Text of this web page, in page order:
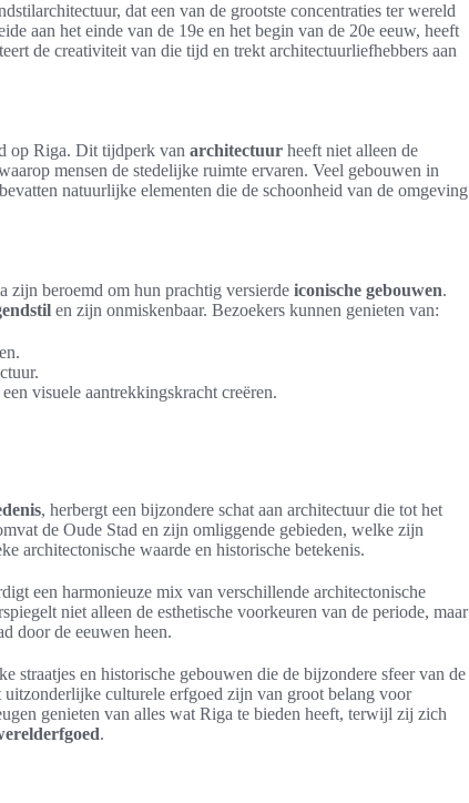
dat een van de grootste concentraties ter wereld
aan het einde van de 19e en het begin van de 20e eeuw, heeft
de creativiteit van die tijd en trekt architectuurliefhebbers aan
op Riga. Dit tijdperk van architectuur heeft niet alleen de
mensen de stedelijke ruimte ervaren. Veel gebouwen in
natuurlijke elementen die de schoonheid van de omgeving
zijn beroemd om hun prachtig versierde iconische gebouwen.
en zijn onmiskenbaar. Bezoekers kunnen genieten van:
visuele aantrekkingskracht creëren.
, herbergt een bijzondere schat aan architectuur die tot het
de Oude Stad en zijn omliggende gebieden, welke zijn
architectonische waarde en historische betekenis.
een harmonieuze mix van verschillende architectonische
niet alleen de esthetische voorkeuren van de periode, maar
door de eeuwen heen.
straatjes en historische gebouwen die de bijzondere sfeer van de
culturele erfgoed zijn van groot belang voor
genieten van alles wat Riga te bieden heeft, terwijl zij zich
.